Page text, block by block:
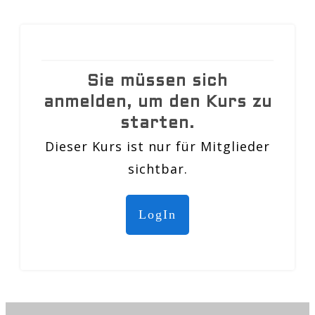
Sie müssen sich
anmelden, um den Kurs zu
starten.
Dieser Kurs ist nur für Mitglieder
sichtbar.
LogIn